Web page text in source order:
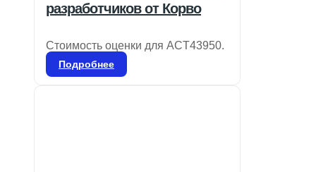
разработчиков от Корво
Стоимость оценки для ACT43950.
Подробнее